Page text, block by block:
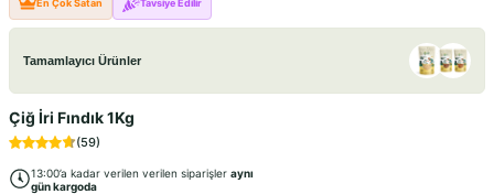
En Çok Satan Tavsiye Edilir
Tamamlayıcı Ürünler
Çiğ İri Fındık 1Kg
(59)
13:00’a kadar verilen verilen siparişler aynı
gün kargoda